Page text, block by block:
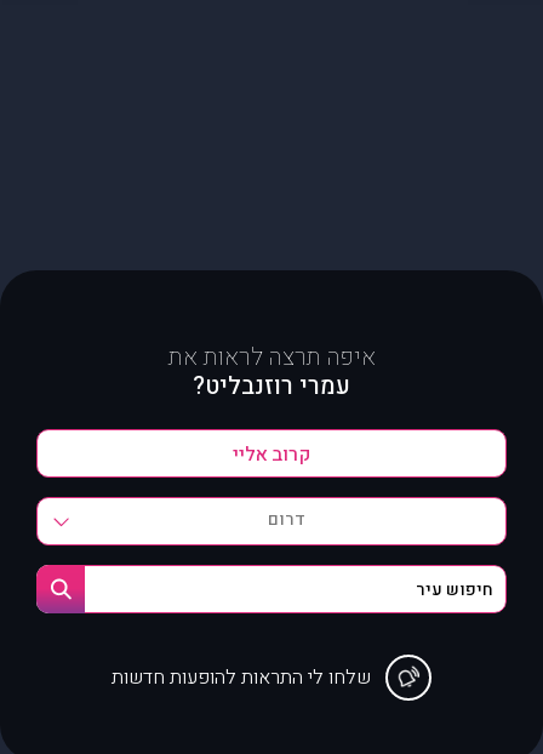
איפה תרצה לראות את
עמרי רוזנבליט?
דרום
שלחו לי התראות להופעות חדשות